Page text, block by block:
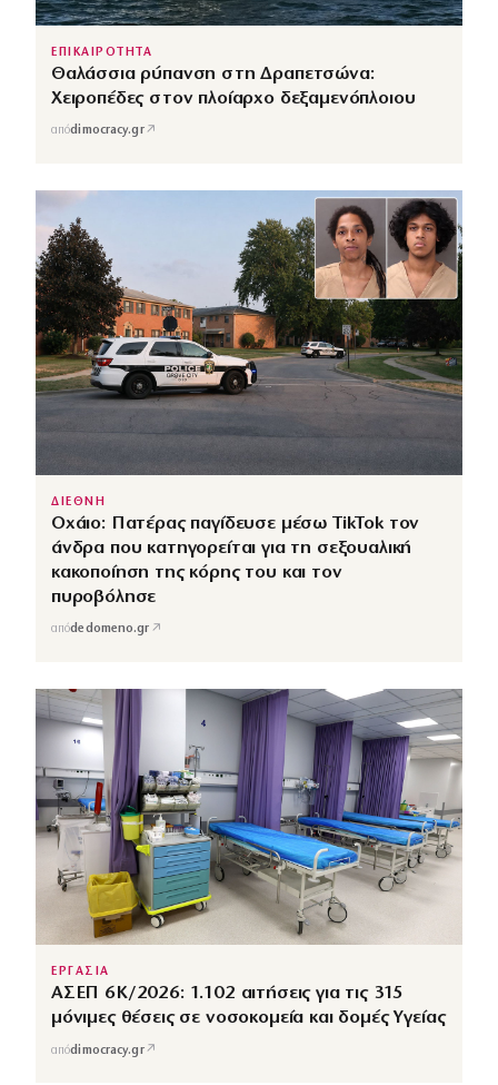
ΕΠΙΚΑΙΡΟΤΗΤΑ
Θαλάσσια ρύπανση στη Δραπετσώνα:
Χειροπέδες στον πλοίαρχο δεξαμενόπλοιου
απόdimocracy.gr↗
ΔΙΕΘΝΗ
Οχάιο: Πατέρας παγίδευσε μέσω TikTok τον
άνδρα που κατηγορείται για τη σεξουαλική
κακοποίηση της κόρης του και τον
πυροβόλησε
απόdedomeno.gr ↗
ΕΡΓΑΣΙΑ
ΑΣΕΠ 6Κ/2026: 1.102 αιτήσεις για τις 315
μόνιμες θέσεις σε νοσοκομεία και δομές Υγείας
απόdimocracy.gr↗